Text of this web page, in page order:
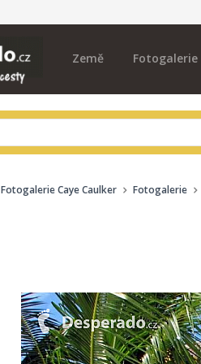
Země Fotogalerie
Fotogalerie Caye Caulker Fotogalerie